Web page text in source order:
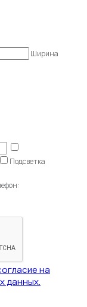
Ширина
Подсветка
на
данных.